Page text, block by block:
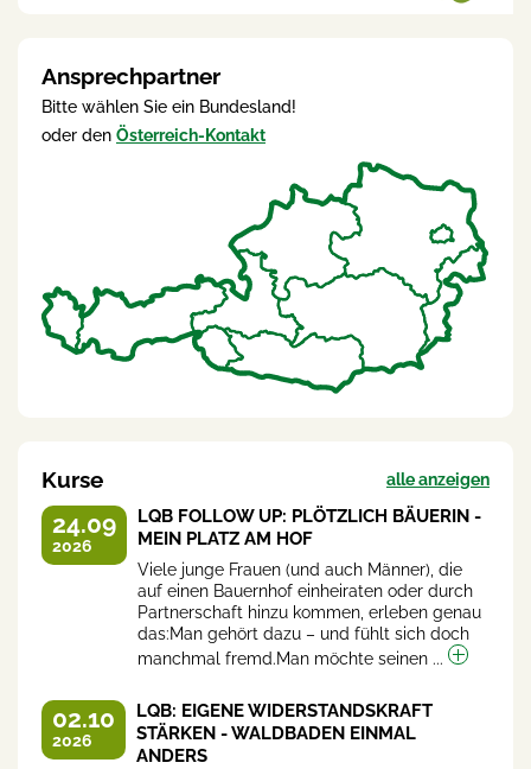
Ansprechpartner
Bitte wählen Sie ein Bundesland!
oder den Österreich-Kontakt
Kurse alle anzeigen
24.09
2026
LQB FOLLOW UP: PLÖTZLICH BÄUERIN -
MEIN PLATZ AM HOF
Viele junge Frauen (und auch Männer), die
auf einen Bauernhof einheiraten oder durch
Partnerschaft hinzu kommen, erleben genau
das:Man gehört dazu – und fühlt sich doch
manchmal fremd.Man möchte seinen ...
02.10
2026
LQB: EIGENE WIDERSTANDSKRAFT
STÄRKEN - WALDBADEN EINMAL
ANDERS